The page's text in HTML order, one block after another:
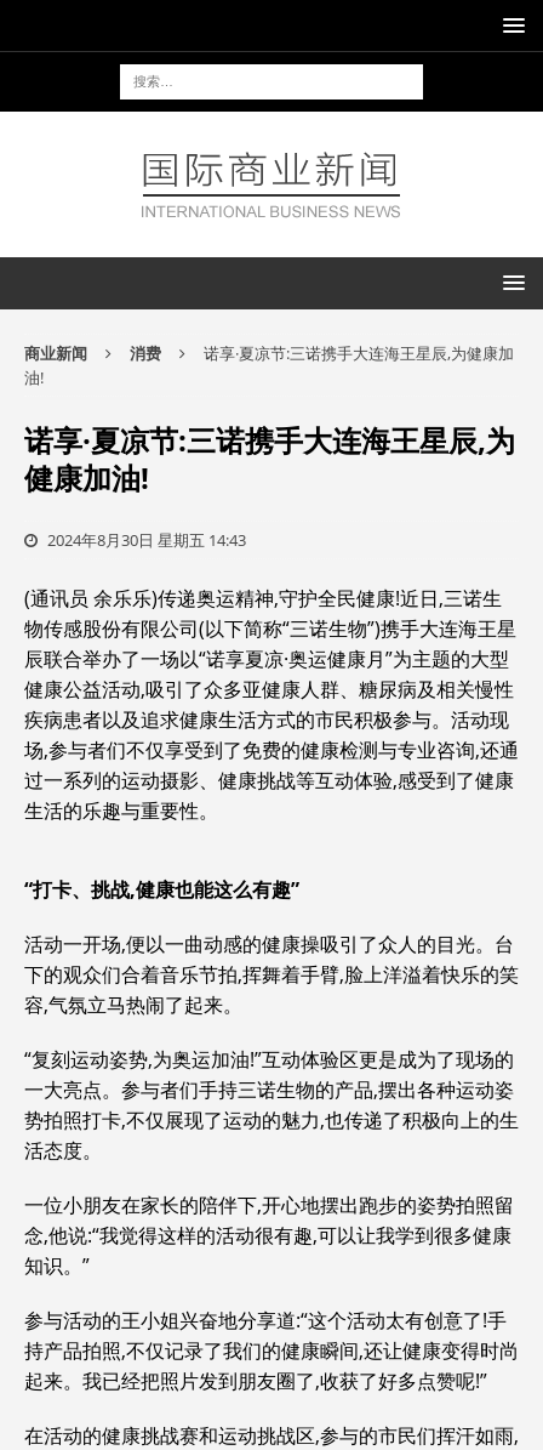
商业新闻 消费
诺享·夏凉节:三诺携手大连海王星辰,为健康加
油!
诺享·夏凉节:三诺携手大连海王星辰,为
健康加油!
2024年8月30日 星期五 14:43
(通讯员 余乐乐)传递奥运精神,守护全民健康!近日,三诺生
物传感股份有限公司(以下简称“三诺生物”)携手大连海王星
辰联合举办了一场以“诺享夏凉·奥运健康月”为主题的大型
健康公益活动,吸引了众多亚健康人群、糖尿病及相关慢性
疾病患者以及追求健康生活方式的市民积极参与。活动现
场,参与者们不仅享受到了免费的健康检测与专业咨询,还通
过一系列的运动摄影、健康挑战等互动体验,感受到了健康
生活的乐趣与重要性。
“打卡、挑战,健康也能这么有趣”
活动一开场,便以一曲动感的健康操吸引了众人的目光。台
下的观众们合着音乐节拍,挥舞着手臂,脸上洋溢着快乐的笑
容,气氛立马热闹了起来。
“复刻运动姿势,为奥运加油!”互动体验区更是成为了现场的
一大亮点。参与者们手持三诺生物的产品,摆出各种运动姿
势拍照打卡,不仅展现了运动的魅力,也传递了积极向上的生
活态度。
一位小朋友在家长的陪伴下,开心地摆出跑步的姿势拍照留
念,他说:“我觉得这样的活动很有趣,可以让我学到很多健康
知识。”
参与活动的王小姐兴奋地分享道:“这个活动太有创意了!手
持产品拍照,不仅记录了我们的健康瞬间,还让健康变得时尚
起来。我已经把照片发到朋友圈了,收获了好多点赞呢!”
在活动的健康挑战赛和运动挑战区,参与的市民们挥汗如雨,